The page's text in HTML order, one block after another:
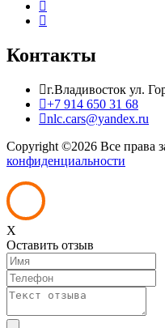
Контакты
г.Владивосток ул.
+7 914 650 31 68
nlc.cars@yandex.ru
Copyright ©2026 Все права
конфиденциальности
X
Оставить отзыв